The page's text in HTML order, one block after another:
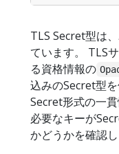
TLS Secret型は
ています。 TLS
る資格情報の
込みのSecret型
Secret形式の一
必要なキーが
かどうかを確認し